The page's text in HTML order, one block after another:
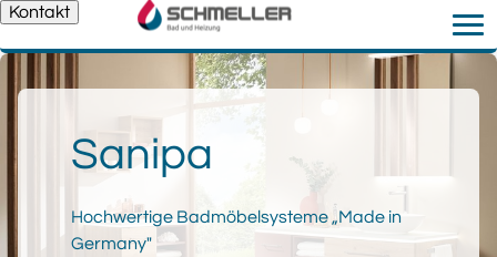
Kontakt
Sanipa
Hochwertige Badmöbelsysteme „Made in
Germany"